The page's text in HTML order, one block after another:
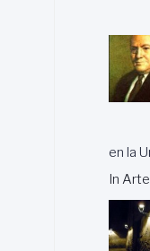
en la
In